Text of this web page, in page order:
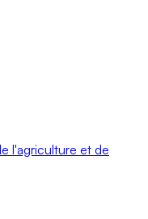
l'agriculture et de